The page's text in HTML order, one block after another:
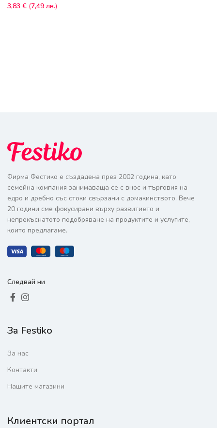
3,83 € (7,49 лв.)
Фирма Фестико е създадена през 2002 година, като
семейна компания занимаваща се с внос и търговия на
едро и дребно със стоки свързани с домакинството. Вече
20 години сме фокусирани върху развитието и
непрекъснатото подобряване на продуктите и услугите,
които предлагаме.
Следвай ни
За Festiko
За нас
Контакти
Нашите магазини
Клиентски портал